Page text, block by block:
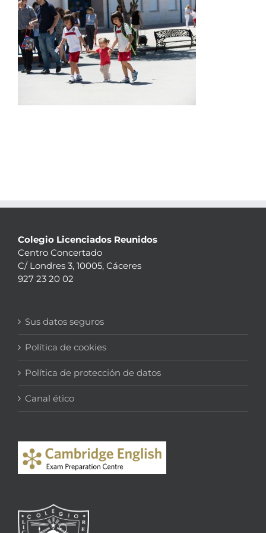
Colegio Licenciados Reunidos
Centro Concertado
C/ Londres 3, 10005, Cáceres
927 23 20 02
Sus datos seguros
Política de cookies
Política de protección de datos
Canal ético